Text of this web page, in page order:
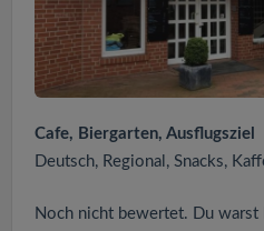
Cafe, Biergarten, Ausflugsziel
Deutsch, Regional, Snacks,
Noch nicht bewertet. Du warst